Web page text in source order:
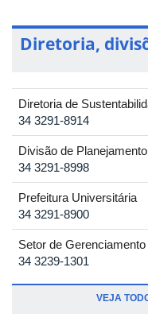
Diretoria,
Diretoria de
34 3291-8914
Divisão de
34 3291-8998
Prefeitura Universitária
34 3291-8900
Setor de
34 3239-1301
VEJA